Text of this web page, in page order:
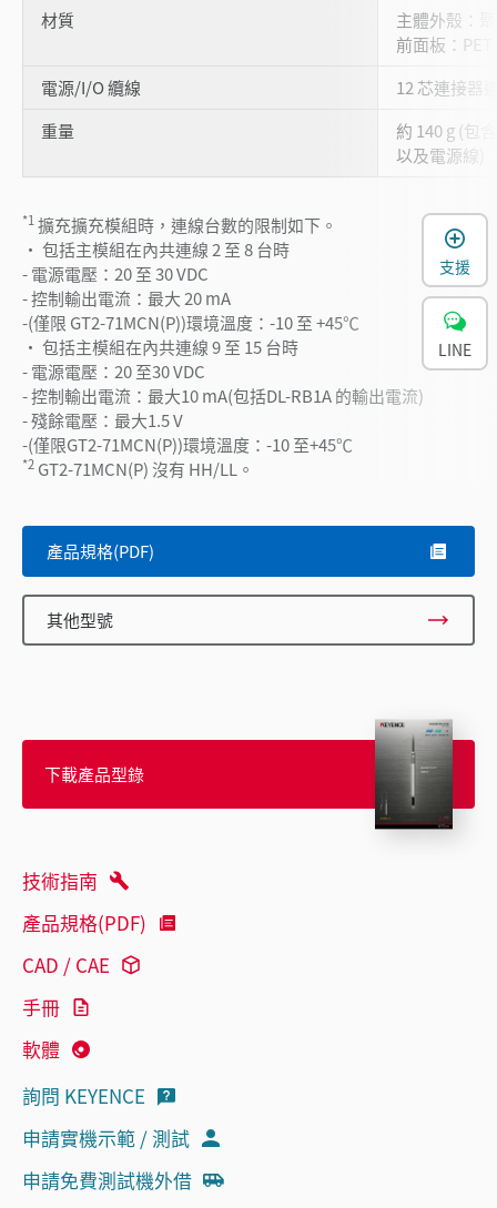
材質
主體外殼：
前面板：
電源/I/O 纜線
12 芯連接器
重量
約 140 g (包
以及電源線)
*1 擴充擴充模組時，連線台數的限制如下。
・ 包括主模組在內共連線 2 至 8 台時
- 電源電壓：20 至 30 VDC
- 控制輸出電流：最大 20 mA
-(僅限 GT2-71MCN(P))環境溫度：-10 至 +45℃
・ 包括主模組在內共連線 9 至 15 台時
- 電源電壓：20 至30 VDC
- 控制輸出電流：最大10 mA(包括DL-RB1A 的輸出電流)
- 殘餘電壓：最大1.5 V
-(僅限GT2-71MCN(P))環境溫度：-10 至+45℃
*2 GT2-71MCN(P) 沒有 HH/LL。
產品規格(PDF)
其他型號
下載產品型錄
技術指南
產品規格(PDF)
CAD / CAE
手冊
軟體
詢問 KEYENCE
申請實機示範 / 測試
申請免費測試機外借
支援
LINE